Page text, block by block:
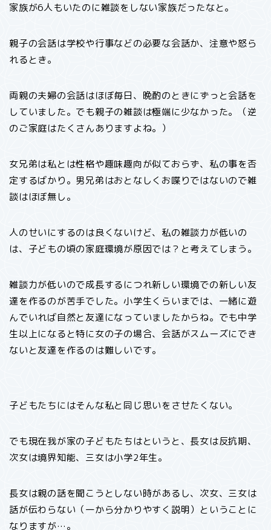
家族が6人もいたのに雑談をしない家族だったなと。
親子の会話は学校や行事などの必要な会話か、注意や怒ら
れるとき。
両親の夫婦の会話はほぼ毎日、晩酌のときにずっと会話を
していました。でも親子の雑談は極端に少なかった。（逆
のご家庭はたくさんありますよね。）
女兄弟は私とは性格や趣味趣向が似ておらず、私の事を否
定するばかり。男兄弟はおとなしくお喋りではないので雑
談はほぼ無し。
人のせいにするのは良くないけど、私の雑談力が低いの
は、子どもの頃の家庭環境が原因では？と考えてしまう。
雑談力が低いので成長するにつれ新しい環境での新しい友
達を作るのが苦手でした。小学生くらいまでは、一緒に遊
んでいれば自然と友達になっていましたからね。でも中学
生以上になると特に女の子の場合、会話がスムーズにでき
ないと友達を作るのは難しいです。
子どもたちにはそんな私と同じ思いをさせたくない。
でも現在我が家の子どもたちはというと、長女は反抗期、
次女は境界知能、三女は小学2年生。
長女は親の話を聞こうとしない時があるし、次女、三女は
話が伝わらない（一から分かりやすく説明）ということに
なりますが…。